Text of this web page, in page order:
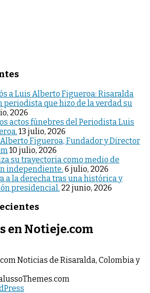
a Luis Alberto Figueroa: Risaralda
periodista que hizo de la verdad su
2026
actos fúnebres del Periodista Luis
13 julio, 2026
Figueroa, Fundador y Director
10 julio, 2026
su trayectoria como medio de
independiente. 6 julio, 2026
a la derecha tras una histórica y
presidencial. 22 junio, 2026
en Notieje.com
Noticias de Risaralda, Colombia y